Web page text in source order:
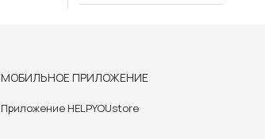
МОБИЛЬНОЕ ПРИЛОЖЕНИЕ
Приложение HELPYOUstore